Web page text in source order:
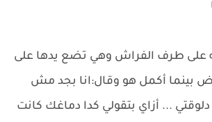
على طرف الفراش وهي تضع يدها على
بينما أكمل هو وقال:انا بجد مش
... أزاي بتقولي كدا دماغك كانت